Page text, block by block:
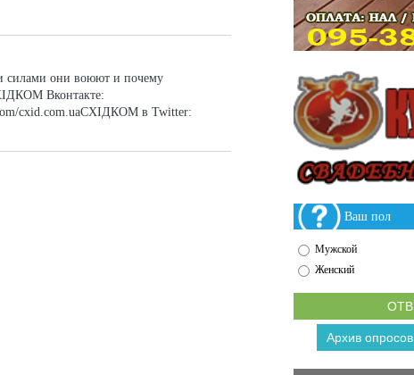
силами они воюют и почему
Вконтакте:
cxid.com.uaСХІДКОМ в Twitter:
Ваш пол
Мужской
Женский
Архив опросов